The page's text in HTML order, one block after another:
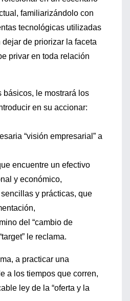
familiarizándolo con
tecnológicas utilizadas
de priorizar la faceta
privar en toda relación
básicos, le mostrará los
en su accionar:
“visión empresarial” a
encuentre un efectivo
y económico,
y prácticas, que
del “cambio de
le reclama.
a practicar una
a los tiempos que corren,
ley de la “oferta y la